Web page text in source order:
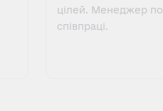
цілей. Менеджер
співпраці.